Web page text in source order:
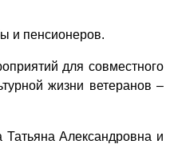
и пенсионеров.
для совместного
жизни ветеранов –
Александровна и